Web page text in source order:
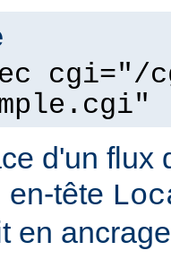
cgi="/
d'un flux
en-tête
en